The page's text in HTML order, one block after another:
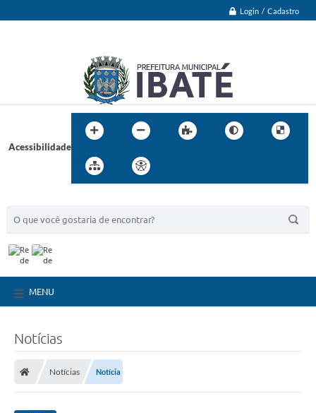
Login / Cadastro
Acessibilidade
MENU
Notícias
Notícias Notícia